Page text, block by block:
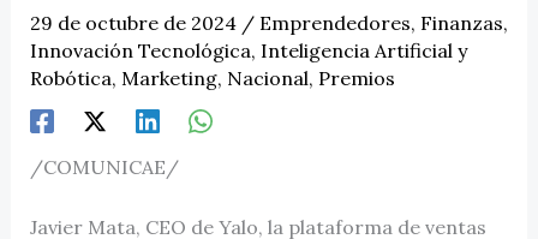
29 de octubre de 2024 / Emprendedores, Finanzas,
Innovación Tecnológica, Inteligencia Artificial y
Robótica, Marketing, Nacional, Premios
/COMUNICAE/
Javier Mata, CEO de Yalo, la plataforma de ventas